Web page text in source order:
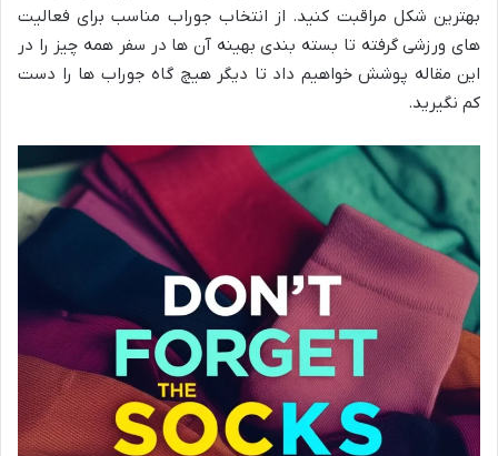
بهترین شکل مراقبت کنید. از انتخاب جوراب مناسب برای فعالیت
های ورزشی گرفته تا بسته بندی بهینه آن ها در سفر همه چیز را در
این مقاله پوشش خواهیم داد تا دیگر هیچ گاه جوراب ها را دست
کم نگیرید.